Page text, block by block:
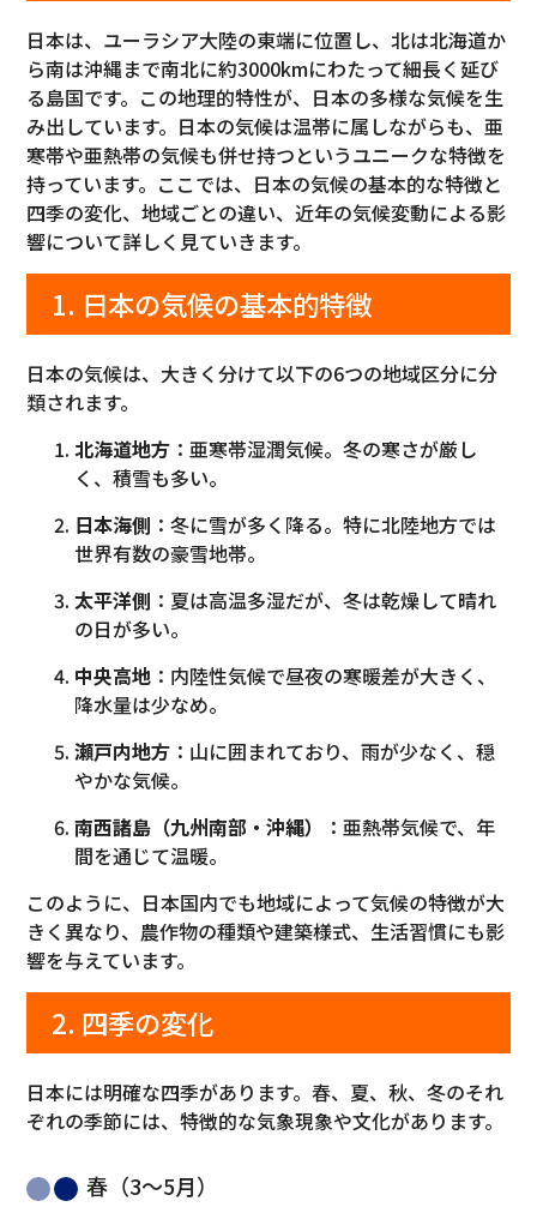
日本は、ユーラシア大陸の東端に位置し、北は北海道か
ら南は沖縄まで南北に約3000kmにわたって細長く延び
る島国です。この地理的特性が、日本の多様な気候を生
み出しています。日本の気候は温帯に属しながらも、亜
寒帯や亜熱帯の気候も併せ持つというユニークな特徴を
持っています。ここでは、日本の気候の基本的な特徴と
四季の変化、地域ごとの違い、近年の気候変動による影
響について詳しく見ていきます。
1. 日本の気候の基本的特徴
日本の気候は、大きく分けて以下の6つの地域区分に分
類されます。
北海道地方 ：亜寒帯湿潤気候。冬の寒さが厳し
く、積雪も多い。
日本海側 ：冬に雪が多く降る。特に北陸地方では
世界有数の豪雪地帯。
太平洋側 ：夏は高温多湿だが、冬は乾燥して晴れ
の日が多い。
中央高地 ：内陸性気候で昼夜の寒暖差が大きく、
降水量は少なめ。
瀬戸内地方 ：山に囲まれており、雨が少なく、穏
やかな気候。
南西諸島（九州南部・沖縄）
：亜熱帯気候で、年
間を通じて温暖。
このように、日本国内でも地域によって気候の特徴が大
きく異なり、農作物の種類や建築様式、生活習慣にも影
響を与えています。
2. 四季の変化
日本には明確な四季があります。春、夏、秋、冬のそれ
ぞれの季節には、特徴的な気象現象や文化があります。
春（3〜5月）